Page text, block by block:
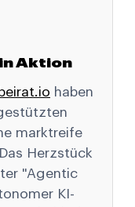
Aktion
haben
marktreife
Herzstück
"Agentic
KI-